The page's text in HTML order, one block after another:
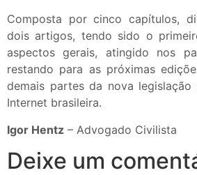
Composta por cinco capítulos,
dois artigos, tendo sido o
aspectos gerais, atingido nos
restando para as próximas
demais partes da nova legislação
Internet brasileira.
Igor Hentz – Advogado Civilista
Deixe um